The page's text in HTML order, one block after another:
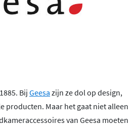
Bij Geesa zijn ze dol op design,
producten. Maar het gaat niet alleen
van Geesa moeten